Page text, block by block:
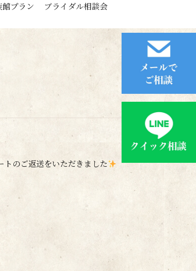
プラン ブライダル相談会
トのご返送をいただきました